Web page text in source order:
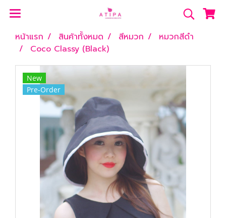
หน้าแรก สินค้าทั้งหมด สีหมวก
หมวกสีดำ
Coco Classy (Black)
New
Pre-Order